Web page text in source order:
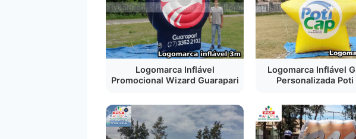
Logomarca Inflável
Promocional Wizard Guarapari
Logomarca Inflável
Personalizada Poti